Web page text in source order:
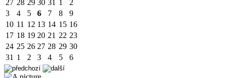
27 28 29 30 31 1
2
3
4 5 6 7 8
9
10 11 12 13 14 15 16
17 18 19 20 21 22 23
24 25 26 27 28 29 30
31 1 2 3 4 5 6